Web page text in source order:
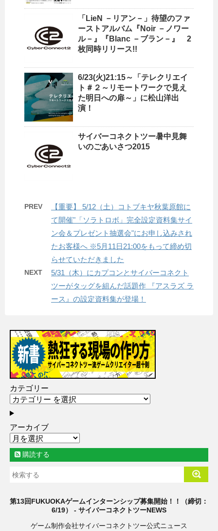
「LieN －リアン－」待望のファ
ーストアルバム『Noir －ノワー
ル－』『Blanc －ブラン－』 2
枚同時リリース!!
6/23(火)21:15～「テレクリエイ
ト＃２～リモートワークで見え
た明日への扉～」に松山洋出
演！
サイバーコネクトツー暑中見舞
いのごあいさつ2015
PREV
【重要】 5/12（土）コトブキヤ秋葉原館に
て開催"「ソラトロボ」完全設定資料集サイ
ン会＆プレゼント抽選会"にお申し込みされ
たお客様へ ※5月11日21:00をもって締め切
らせていただきました
NEXT
5/31（木）にカプコンとサイバーコネクト
ツーがタッグを組んだ話題作 『アスラズ ラ
ース』の設定資料集が登場！
カテゴリー
アーカイブ
購読する
第13回FUKUOKAゲームインターンシップ募集開始！！（締切：
6/19） - サイバーコネクトツーNEWS
ゲーム制作会社サイバーコネクトツー公式ニュース